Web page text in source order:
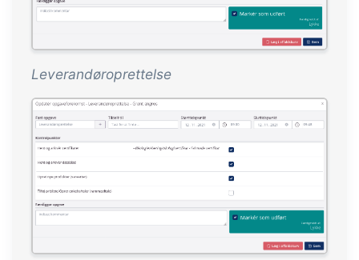
Leverandøroprettelse